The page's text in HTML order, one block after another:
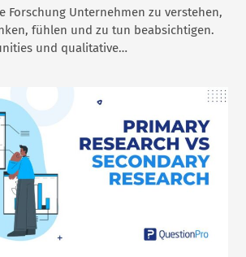
Forschung Unternehmen zu verstehen,
fühlen und zu tun beabsichtigen.
und qualitative…